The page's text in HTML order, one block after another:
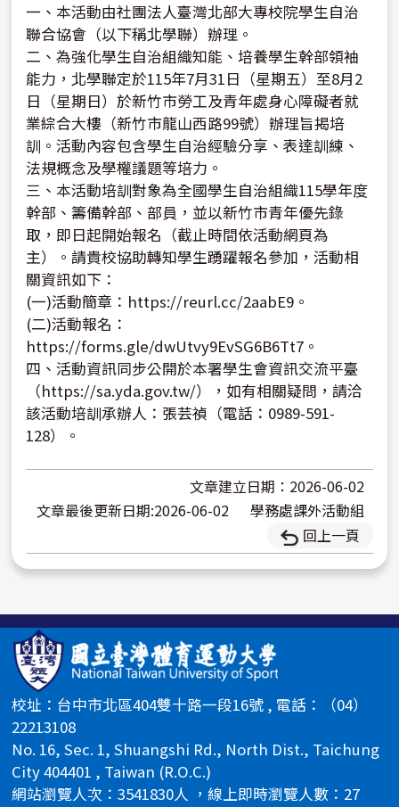
一、本活動由社團法人臺灣北部大專校院學生自治
聯合協會（以下稱北學聯）辦理。
二、為強化學生自治組織知能、培養學生幹部領袖
能力，北學聯定於115年7月31日（星期五）至8月2
日（星期日）於新竹市勞工及青年處身心障礙者就
業綜合大樓（新竹市龍山西路99號）辦理旨揭培
訓。活動內容包含學生自治經驗分享、表達訓練、
法規概念及學權議題等培力。
三、本活動培訓對象為全國學生自治組織115學年度
幹部、籌備幹部、部員，並以新竹市青年優先錄
取，即日起開始報名（截止時間依活動網頁為
主）。請貴校協助轉知學生踴躍報名參加，活動相
關資訊如下：
(一)活動簡章：https://reurl.cc/2aabE9。
(二)活動報名：
https://forms.gle/dwUtvy9EvSG6B6Tt7。
四、活動資訊同步公開於本署學生會資訊交流平臺
（https://sa.yda.gov.tw/），如有相關疑問，請洽
該活動培訓承辦人：張芸禎（電話：0989-591-
128）。
文章建立日期：2026-06-02
文章最後更新日期:2026-06-02
學務處課外活動組
回上一頁
校址：台中市北區404雙十路一段16號 , 電話：（04）
22213108
No. 16, Sec. 1, Shuangshi Rd., North Dist., Taichung
City 404401 , Taiwan (R.O.C.)
網站瀏覽人次：3541830人 ，線上即時瀏覽人數：27